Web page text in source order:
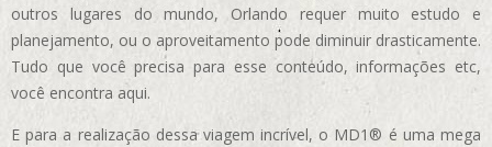
outros lugares do mundo, Orlando requer muito estudo e
planejamento, ou o aproveitamento pode diminuir drasticamente.
Tudo que você precisa para esse conteúdo, informações etc,
você encontra aqui.
E para a realização dessa viagem incrível, o MD1® é uma mega